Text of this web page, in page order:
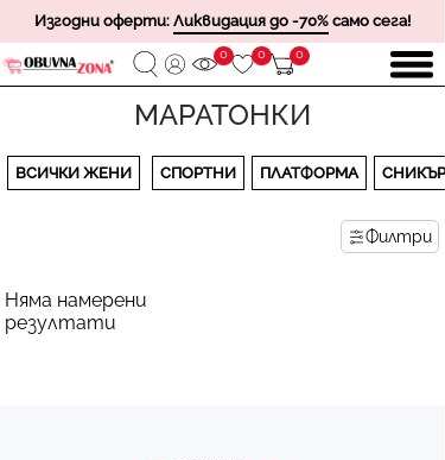
Изгодни оферти: Ликвидация до -70% само сега!
0 0 0
МАРАТОНКИ
ВСИЧКИ ЖЕНИ СПОРТНИ ПЛАТФОРМА
Филтри
Няма намерени
резултати